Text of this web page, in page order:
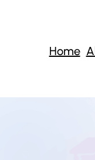
Home